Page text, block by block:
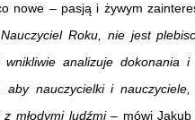
– pasją i żywym
Roku, nie jest
wnikliwie analizuje dokonania
aby nauczycielki i
młodymi ludźmi– mówi Jakub